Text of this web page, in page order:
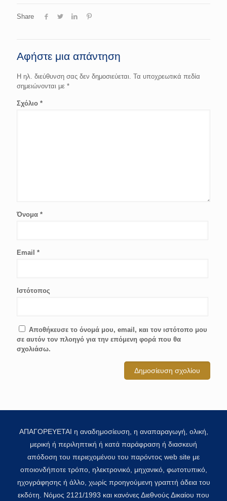
Share
Αφήστε μια απάντηση
Η ηλ. διεύθυνση σας δεν δημοσιεύεται. Τα υποχρεωτικά πεδία
σημειώνονται με *
Σχόλιο *
Όνομα *
Email *
Ιστότοπος
Αποθήκευσε το όνομά μου, email, και τον ιστότοπο μου
σε αυτόν τον πλοηγό για την επόμενη φορά που θα
σχολιάσω.
ΑΠΑΓΟΡΕΥΕΤΑΙ η αναδημοσίευση, η αναπαραγωγή, ολική,
μερική ή περιληπτική ή κατά παράφραση ή διασκευή
απόδοση του περιεχομένου του παρόντος web site με
οποιονδήποτε τρόπο, ηλεκτρονικό, μηχανικό, φωτοτυπικό,
ηχογράφησης ή άλλο, χωρίς προηγούμενη γραπτή άδεια του
εκδότη. Νόμος 2121/1993 και κανόνες Διεθνούς Δικαίου που